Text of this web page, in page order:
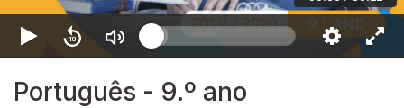
Português - 9.º ano